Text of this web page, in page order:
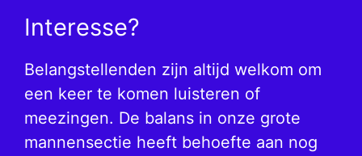
Interesse?
Belangstellenden zijn altijd welkom om
een keer te komen luisteren of
meezingen. De balans in onze grote
mannensectie heeft behoefte aan nog